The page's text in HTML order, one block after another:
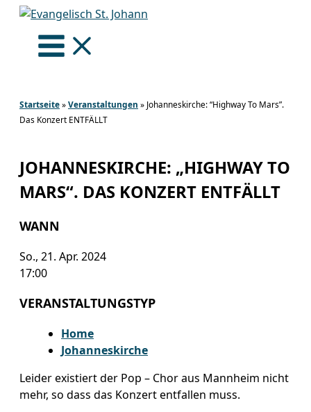
Zum
springen
Startseite»Veranstaltungen » Johanneskirche: “Highway To Mars”.
Das Konzert ENTFÄLLT
JOHANNESKIRCHE: „HIGHWAY TO
MARS“. DAS KONZERT ENTFÄLLT
WANN
So., 21. Apr. 2024
17:00
VERANSTALTUNGSTYP
Home
Johanneskirche
Leider existiert der Pop – Chor aus Mannheim nicht
mehr, so dass das Konzert entfallen muss.